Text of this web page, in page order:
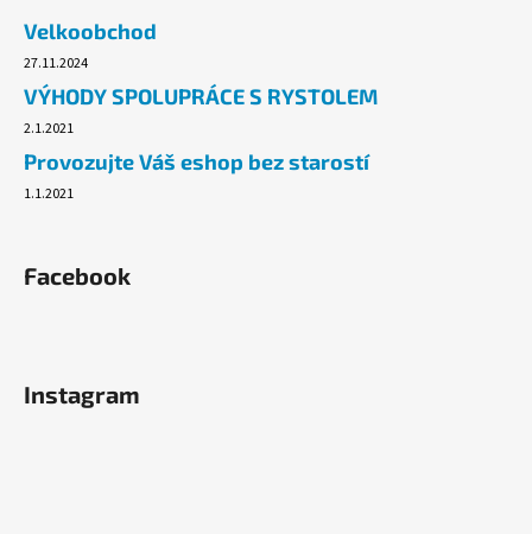
u
j
e
m
e
ALOBAL
8M
Velkoobchod
27.11.2024
VÝHODY SPOLUPRÁCE S RYSTOLEM
2.1.2021
Provozujte Váš eshop bez starostí
1.1.2021
Facebook
Instagram